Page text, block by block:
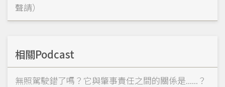
聲請）
相關Podcast
無照駕駛錯了嗎？它與肇事責任之間的關係是......？